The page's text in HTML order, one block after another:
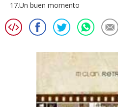
17.Un buen momento